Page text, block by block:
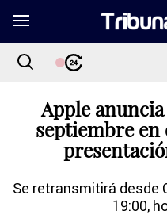
Apple
septiembre en
Se retransmitirá desde
19:00,